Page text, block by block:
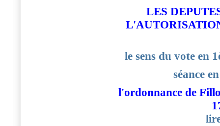
LES
le sens du vote en
séance
l'ordonnance de